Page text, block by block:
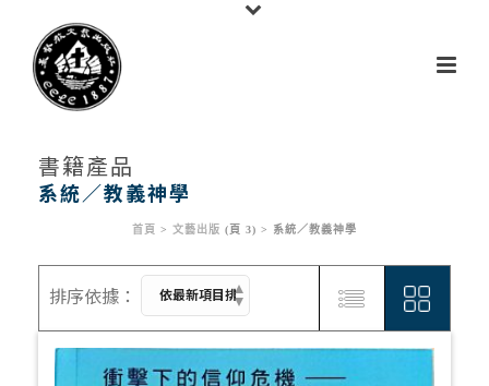
書籍產品
首頁 > 文藝出版 (頁 3) > 系統／教義神學
系統／教義神學